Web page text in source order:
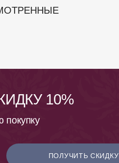
10%
покупку
ПОЛУЧИТЬ СКИДКУ